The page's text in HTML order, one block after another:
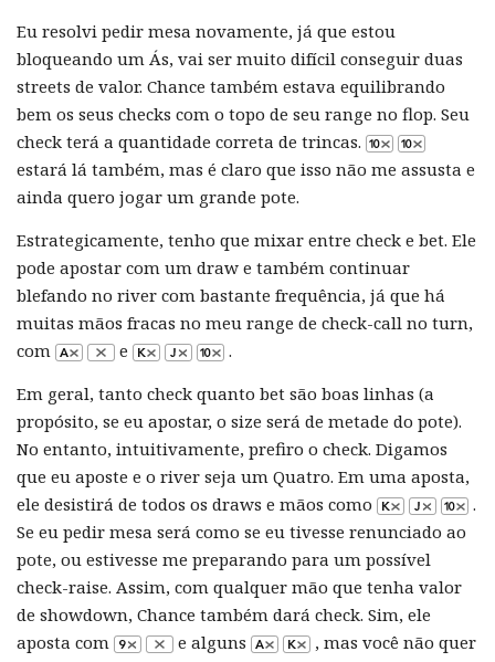
Eu resolvi pedir mesa novamente, já que estou
bloqueando um Ás, vai ser muito difícil conseguir duas
streets de valor. Chance também estava equilibrando
bem os seus checks com o topo de seu range no flop. Seu
check terá a quantidade correta de trincas.
estará lá também, mas é claro que isso não me assusta e
ainda quero jogar um grande pote.
Estrategicamente, tenho que mixar entre check e bet. Ele
pode apostar com um draw e também continuar
blefando no river com bastante frequência, já que há
muitas mãos fracas no meu range de check-call no turn,
com
e
.
Em geral, tanto check quanto bet são boas linhas (a
propósito, se eu apostar, o size será de metade do pote).
No entanto, intuitivamente, prefiro o check. Digamos
que eu aposte e o river seja um Quatro. Em uma aposta,
ele desistirá de todos os draws e mãos como
.
Se eu pedir mesa será como se eu tivesse renunciado ao
pote, ou estivesse me preparando para um possível
check-raise. Assim, com qualquer mão que tenha valor
de showdown, Chance também dará check. Sim, ele
aposta com
e alguns
, mas você não quer